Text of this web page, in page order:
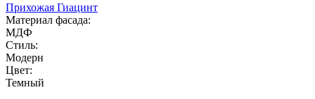
Прихожая Гиацинт
Материал фасада:
МДФ
Стиль:
Модерн
Цвет:
Темный